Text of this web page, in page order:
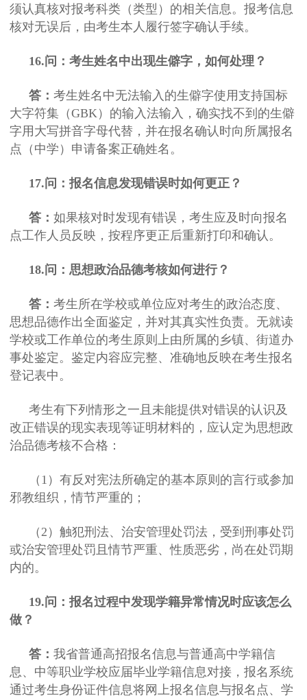
须认真核对报考科类（类型）的相关信息。报考信息
核对无误后，由考生本人履行签字确认手续。
16.问：考生姓名中出现生僻字，如何处理？
答： 考生姓名中无法输入的生僻字使用支持国标
大字符集（GBK）的输入法输入，确实找不到的生僻
字用大写拼音字母代替，并在报名确认时向所属报名
点（中学）申请备案正确姓名。
17.问：报名信息发现错误时如何更正？
答： 如果核对时发现有错误，考生应及时向报名
点工作人员反映，按程序更正后重新打印和确认。
18.问：思想政治品德考核如何进行？
答： 考生所在学校或单位应对考生的政治态度、
思想品德作出全面鉴定，并对其真实性负责。无就读
学校或工作单位的考生原则上由所属的乡镇、街道办
事处鉴定。鉴定内容应完整、准确地反映在考生报名
登记表中。
考生有下列情形之一且未能提供对错误的认识及
改正错误的现实表现等证明材料的，应认定为思想政
治品德考核不合格：
（1）有反对宪法所确定的基本原则的言行或参加
邪教组织，情节严重的；
（2）触犯刑法、治安管理处罚法，受到刑事处罚
或治安管理处罚且情节严重、性质恶劣，尚在处罚期
内的。
19.问：报名过程中发现学籍异常情况时应该怎么
做？
答： 我省普通高招报名信息与普通高中学籍信
息、中等职业学校应届毕业学籍信息对接，报名系统
通过考生身份证件信息将网上报名信息与报名点、学